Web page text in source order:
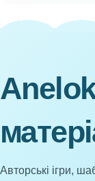
Авторські ігри,